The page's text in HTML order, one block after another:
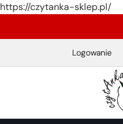
https://czytanka-sklep.pl/
Logowanie